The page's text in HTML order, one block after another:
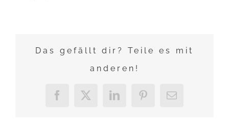
Das gefällt dir? Teile es mit
anderen!
Facebook
X LinkedInPinterest
E-